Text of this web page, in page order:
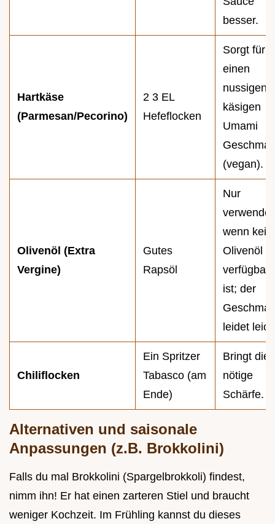
besser.
Hartkäse
(Parmesan/Pecorino)
2 3 EL
Hefeflocken
Sorgt für
einen
nussigen,
käsigen
Umami
(vegan).
Olivenöl (Extra
Vergine)
Gutes
Rapsöl
Nur
wenn kein
Olivenöl
verfügbar
ist; der
leidet
Chiliflocken
Ein Spritzer
Tabasco (am
Ende)
Bringt die
nötige
Schärfe.
Alternativen und saisonale
Anpassungen (z.B. Brokkolini)
Falls du mal Brokkolini (Spargelbrokkoli) findest,
nimm ihn! Er hat einen zarteren Stiel und braucht
weniger Kochzeit. Im Frühling kannst du dieses